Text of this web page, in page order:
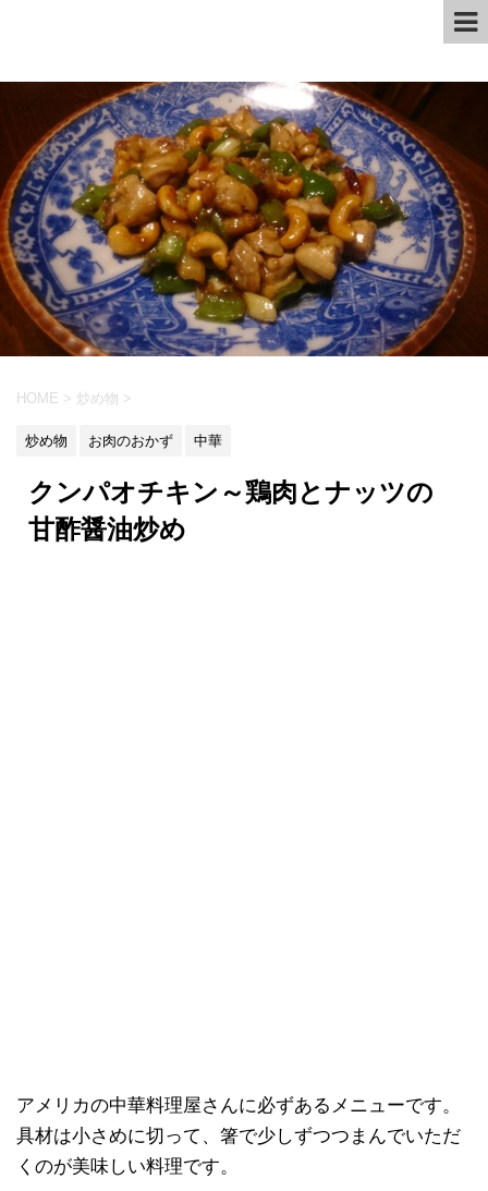
HOME > 炒め物 >
炒め物 お肉のおかず 中華
クンパオチキン～鶏肉とナッツの
甘酢醤油炒め
アメリカの中華料理屋さんに必ずあるメニューです。
具材は小さめに切って、箸で少しずつつまんでいただ
くのが美味しい料理です。